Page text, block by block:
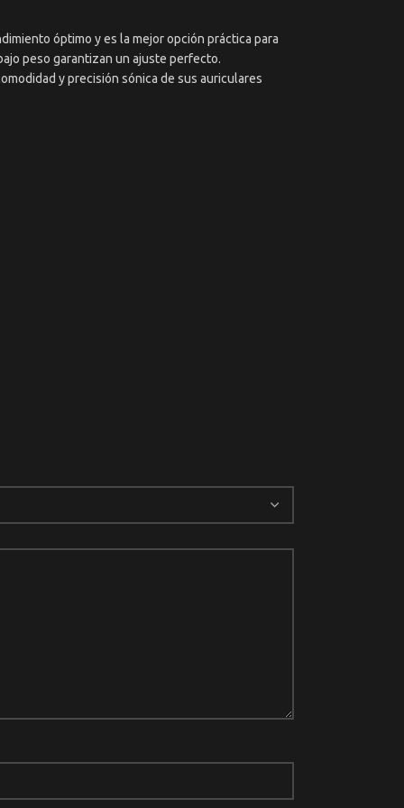
óptimo y es la mejor opción práctica para
peso garantizan un ajuste perfecto.
y precisión sónica de sus auriculares